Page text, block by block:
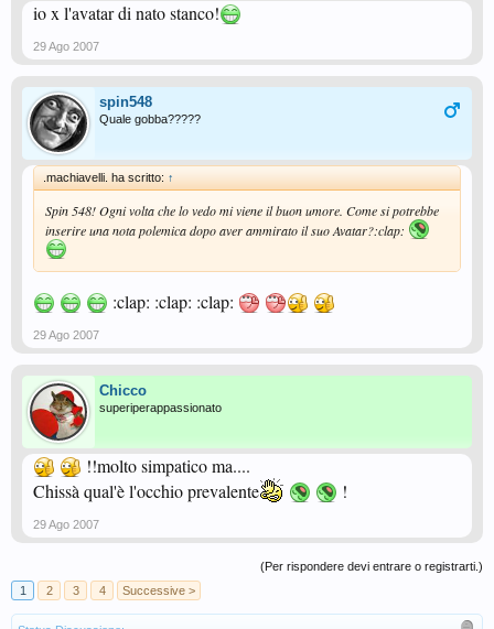
io x l'avatar di nato stanco!
29 Ago 2007
spin548
Quale gobba?????
.machiavelli. ha scritto: ↑
Spin 548! Ogni volta che lo vedo mi viene il buon umore. Come si potrebbe
inserire una nota polemica dopo aver ammirato il suo Avatar?:clap:
:clap: :clap: :clap:
29 Ago 2007
Chicco
superiperappassionato
!!molto simpatico ma....
Chissà qual'è l'occhio prevalente
!
29 Ago 2007
(Per rispondere devi entrare o registrarti.)
1
2 3 4 Successive >